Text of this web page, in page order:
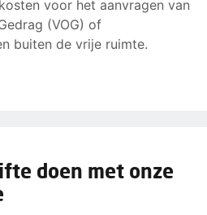
voor het aanvragen van
(VOG) of
buiten de vrije ruimte.
doen met onze